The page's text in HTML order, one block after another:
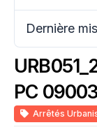
Dernière
PC
Arrêtés